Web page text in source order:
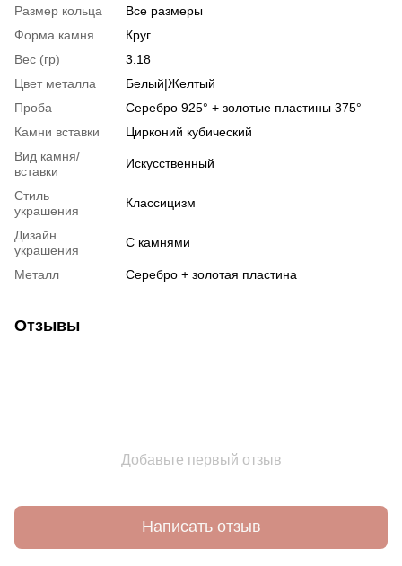
Размер кольца
Все размеры
Форма камня
Круг
Вес (гр)
3.18
Цвет металла
Белый|Желтый
Проба
Серебро 925° + золотые пластины 375°
Камни вставки
Цирконий кубический
Вид камня/
вставки
Искусственный
Стиль
украшения
Классицизм
Дизайн
украшения
С камнями
Металл Серебро + золотая пластина
Отзывы
Добавьте первый отзыв
Написать отзыв